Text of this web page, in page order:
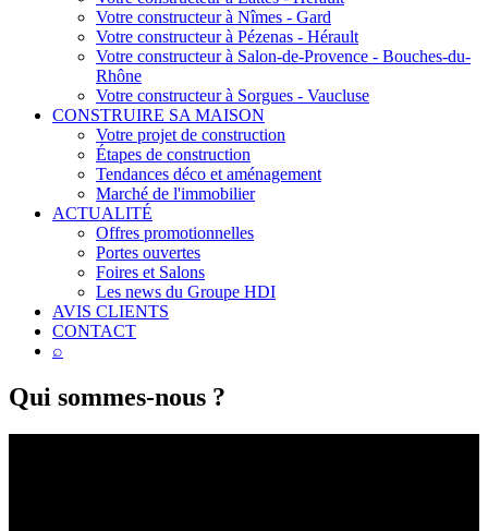
Votre constructeur à Nîmes - Gard
Votre constructeur à Pézenas - Hérault
Votre constructeur à Salon-de-Provence - Bouches-du-
Rhône
Votre constructeur à Sorgues - Vaucluse
CONSTRUIRE SA MAISON
Votre projet de construction
Étapes de construction
Tendances déco et aménagement
Marché de l'immobilier
ACTUALITÉ
Offres promotionnelles
Portes ouvertes
Foires et Salons
Les news du Groupe HDI
AVIS CLIENTS
CONTACT
⌕
Qui sommes-nous ?